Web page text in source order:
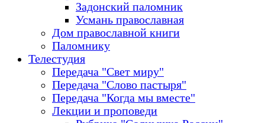
Задонский паломник
Усмань православная
Дом православной книги
Паломнику
Телестудия
Передача "Свет миру"
Передача "Слово пастыря"
Передача "Когда мы вместе"
Лекции и проповеди